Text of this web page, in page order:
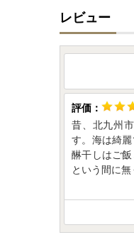
レビュー
昔、北九州
す。海は綺
醂干しはご
という間に